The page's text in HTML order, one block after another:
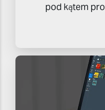
pod kątem